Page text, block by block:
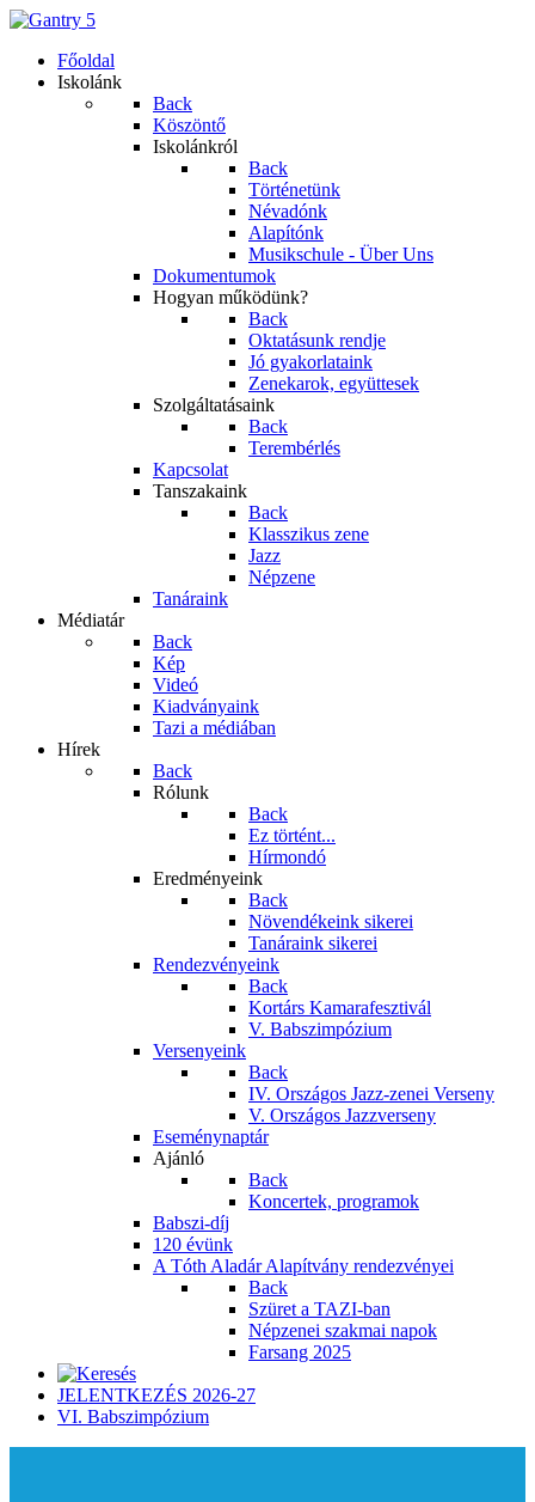
Főoldal
Iskolánk
Back
Köszöntő
Iskolánkról
Back
Történetünk
Névadónk
Alapítónk
Musikschule - Über Uns
Dokumentumok
Hogyan működünk?
Back
Oktatásunk rendje
Jó gyakorlataink
Zenekarok, együttesek
Szolgáltatásaink
Back
Terembérlés
Kapcsolat
Tanszakaink
Back
Klasszikus zene
Jazz
Népzene
Tanáraink
Médiatár
Back
Kép
Videó
Kiadványaink
Tazi a médiában
Hírek
Back
Rólunk
Back
Ez történt...
Hírmondó
Eredményeink
Back
Növendékeink sikerei
Tanáraink sikerei
Rendezvényeink
Back
Kortárs Kamarafesztivál
V. Babszimpózium
Versenyeink
Back
IV. Országos Jazz-zenei Verseny
V. Országos Jazzverseny
Eseménynaptár
Ajánló
Back
Koncertek, programok
Babszi-díj
120 évünk
A Tóth Aladár Alapítvány rendezvényei
Back
Szüret a TAZI-ban
Népzenei szakmai napok
Farsang 2025
JELENTKEZÉS 2026-27
VI. Babszimpózium